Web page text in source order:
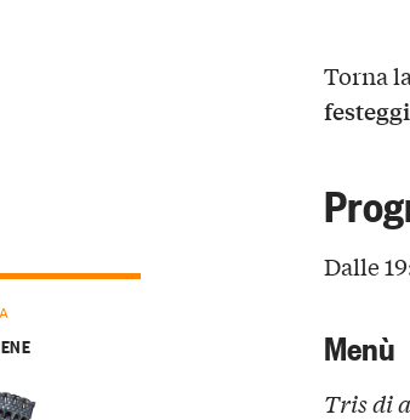
Torna
Dalle
Menù
Tris di